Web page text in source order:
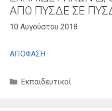
ΑΠΟ ΠΥΣΔΕ ΣΕ
10 Αυγούστου 2018
ΑΠΟΦΑΣΗ
Κατηγορίες
Εκπαιδευτικοί